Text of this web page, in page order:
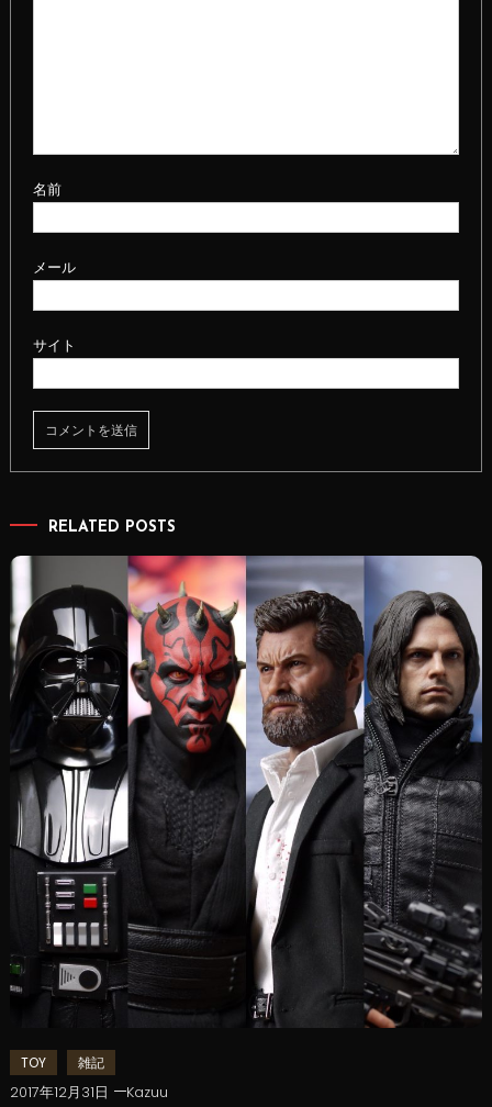
ン名前
メール
サイト
RELATED POSTS
TOY 雑記
2017年12月31日 Kazuu